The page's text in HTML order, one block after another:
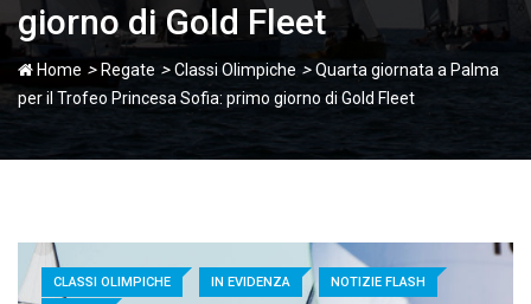
giorno di Gold Fleet
Home > Regate >Classi Olimpiche >Quarta giornata a Palma
per il Trofeo Princesa Sofia: primo giorno di Gold Fleet
CLASSI OLIMPICHE IN EVIDENZA
NOTIZIE FLASH